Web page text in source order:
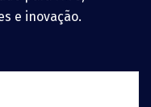
e inovação.